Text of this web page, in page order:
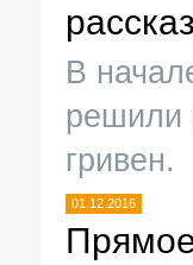
В
решили
гривен.
01.12.2016